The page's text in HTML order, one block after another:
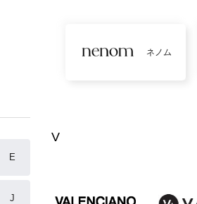
E
J
ネノム
V